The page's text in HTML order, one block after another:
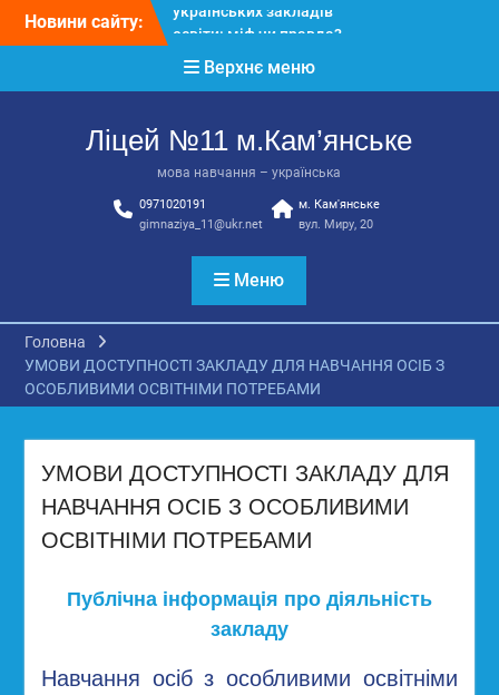
Новини сайту:
КЗ «Ліцей №11»
команди!
3 страхи, які найчастіше
виїхати з окупації
боротьби з дитячою
працею
Вступ з ТОТ до
українських закладів
освіти: міф чи правда?
Перевірте свої знання!
Верхнє меню
Ліцей №11 м.Кам’янське
мова навчання – українська
0971020191
gimnaziya_11@ukr.net
м. Кам'янське
вул. Миру, 20
Меню
Головна
УМОВИ ДОСТУПНОСТІ ЗАКЛАДУ ДЛЯ НАВЧАННЯ ОСІБ З
ОСОБЛИВИМИ ОСВІТНІМИ ПОТРЕБАМИ
УМОВИ ДОСТУПНОСТІ ЗАКЛАДУ ДЛЯ
НАВЧАННЯ ОСІБ З ОСОБЛИВИМИ
ОСВІТНІМИ ПОТРЕБАМИ
Публічна інформація про діяльність
закладу
Навчання осіб з особливими освітніми